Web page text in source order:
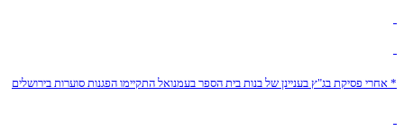
* אחרי פסיקת בג"ץ בעניינן של בנות בית הספר בעמנואל התקיימו הפגנות סוערות בירושלים